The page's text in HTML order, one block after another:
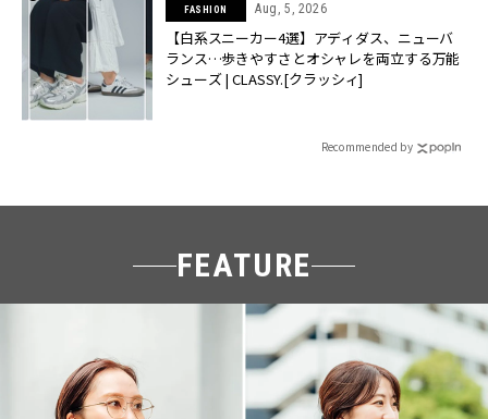
FASHION Aug, 5, 2026
【白系スニーカー4選】アディダス、ニューバ
ランス…歩きやすさとオシャレを両立する万能
シューズ | CLASSY.[クラッシィ]
Recommended by
FEATURE